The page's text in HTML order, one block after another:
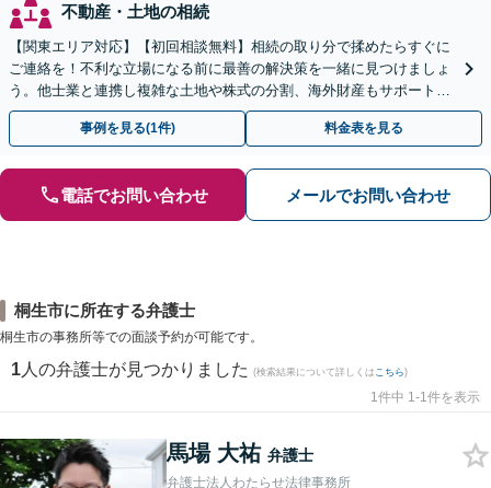
不動産・土地の相続
【関東エリア対応】【初回相談無料】相続の取り分で揉めたらすぐに
ご連絡を！不利な立場になる前に最善の解決策を一緒に見つけましょ
う。他士業と連携し複雑な土地や株式の分割、海外財産もサポート。
どんな些細な疑問でも構いません。お気軽にご相談ください
事例を見る(1件) 料金表を見る
電話でお問い合わせ メールでお問い合わせ
桐生市に所在する弁護士
桐生市の事務所等での面談予約が可能です。
1 人の弁護士が見つかりました (検索結果について詳しくは こちら)
1件中 1-1件を表示
馬場 大祐 弁護士
弁護士法人わたらせ法律事務所